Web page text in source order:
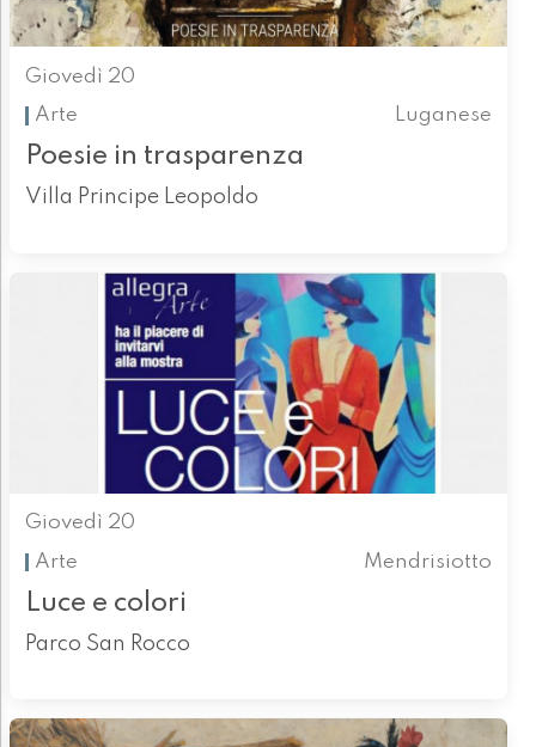
Giovedì 20
Arte
Luganese
Poesie in trasparenza
Villa Principe Leopoldo
Giovedì 20
Arte
Mendrisiotto
Luce e colori
Parco San Rocco